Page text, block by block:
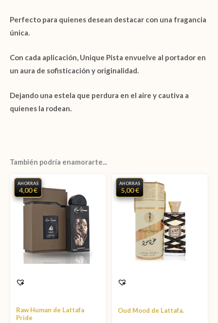
Perfecto para quienes desean destacar con una fragancia
única.
Con cada aplicación, Unique Pista envuelve al portador en
un aura de sofisticación y originalidad.
Dejando una estela que perdura en el aire y cautiva a
quienes la rodean.
También podría enamorarte...
AHORRAS
4,00 €
Raw Human de Lattafa
Pride
AHORRAS
5,00 €
Oud Mood de Lattafa.